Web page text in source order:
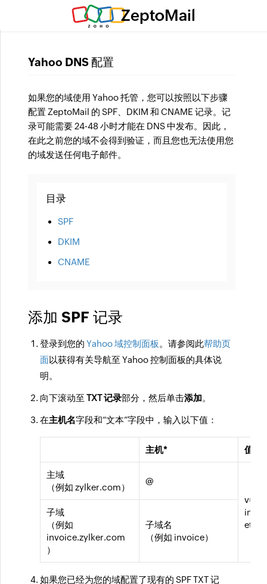
ZeptoMail
Yahoo DNS 配置
如果您的域使用 Yahoo 托管，您可以按照以下步骤
配置 ZeptoMail 的 SPF、DKIM 和 CNAME 记录。记
录可能需要 24-48 小时才能在 DNS 中发布。因此，
在此之前您的域不会得到验证，而且您也无法使用您
的域发送任何电子邮件。
目录
SPF
DKIM
CNAME
添加 SPF 记录
登录到您的Yahoo 域控制面板 。请参阅此帮助页
面以获得有关导航至 Yahoo 控制面板的具体说
明。
向下滚动至TXT 记录部分，然后单击添加。
在主机名字段和“文本”字段中，输入以下值：
主机* 值*
主域
（例如 zylker.com）
@
子域
（例如
invoice.zylker.com
）
子域名
（例如 invoice）
如果您已经为您的域配置了现有的 SPF TXT 记